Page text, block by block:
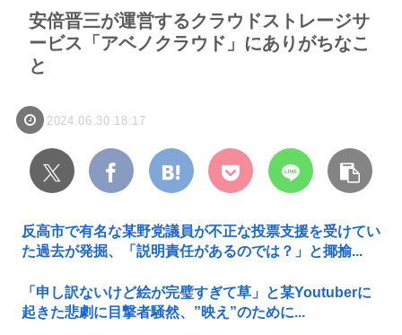
安倍晋三が運営するクラウドストレージサ
ービス「アベノクラウド」にありがちなこ
と
2024.06.30 18:17
反高市で有名な某野党議員が不正な投票支援を受けてい
た過去が発掘、「説明責任があるのでは？」と揶揄...
「申し訳ないけど絵が完璧すぎて草」と某Youtuberに
起きた悲劇に目撃者騒然、”映え”のために...